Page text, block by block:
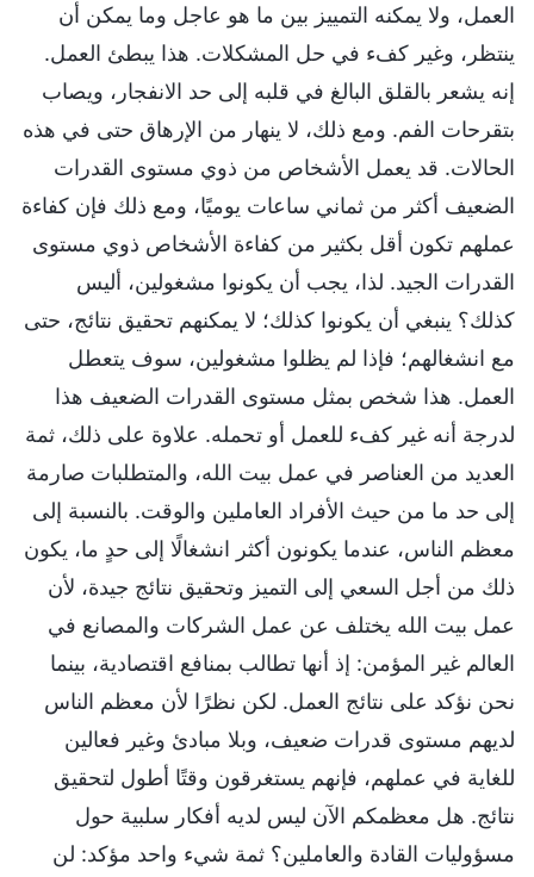
العمل، ولا يمكنه التمييز بين ما هو عاجل وما يمكن أن
ينتظر، وغير كفء في حل المشكلات. هذا يبطئ العمل.
إنه يشعر بالقلق البالغ في قلبه إلى حد الانفجار، ويصاب
بتقرحات الفم. ومع ذلك، لا ينهار من الإرهاق حتى في هذه
الحالات. قد يعمل الأشخاص من ذوي مستوى القدرات
الضعيف أكثر من ثماني ساعات يوميًا، ومع ذلك فإن كفاءة
عملهم تكون أقل بكثير من كفاءة الأشخاص ذوي مستوى
القدرات الجيد. لذا، يجب أن يكونوا مشغولين، أليس
كذلك؟ ينبغي أن يكونوا كذلك؛ لا يمكنهم تحقيق نتائج، حتى
مع انشغالهم؛ فإذا لم يظلوا مشغولين، سوف يتعطل
العمل. هذا شخص بمثل مستوى القدرات الضعيف هذا
لدرجة أنه غير كفء للعمل أو تحمله. علاوة على ذلك، ثمة
العديد من العناصر في عمل بيت الله، والمتطلبات صارمة
إلى حد ما من حيث الأفراد العاملين والوقت. بالنسبة إلى
معظم الناس، عندما يكونون أكثر انشغالًا إلى حدٍ ما، يكون
ذلك من أجل السعي إلى التميز وتحقيق نتائج جيدة، لأن
عمل بيت الله يختلف عن عمل الشركات والمصانع في
العالم غير المؤمن: إذ أنها تطالب بمنافع اقتصادية، بينما
نحن نؤكد على نتائج العمل. لكن نظرًا لأن معظم الناس
لديهم مستوى قدرات ضعيف، وبلا مبادئ وغير فعالين
للغاية في عملهم، فإنهم يستغرقون وقتًا أطول لتحقيق
نتائج. هل معظمكم الآن ليس لديه أفكار سلبية حول
مسؤوليات القادة والعاملين؟ ثمة شيء واحد مؤكد: لن